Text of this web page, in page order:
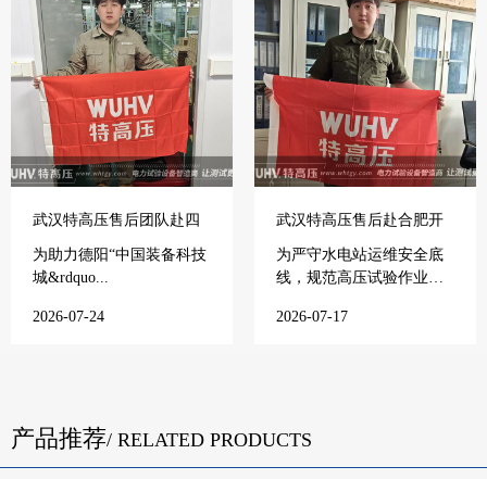
武汉特高压售后团队赴四
川德阳开展售后培训
为助力德阳“中国装备科技
城&rdquo...
2026-07-24
武汉特高压售后赴合肥开
展培训
为严守水电站运维安全底
线，规范高压试验作业流
2026-07-17
产品推荐/ RELATED PRODUCTS